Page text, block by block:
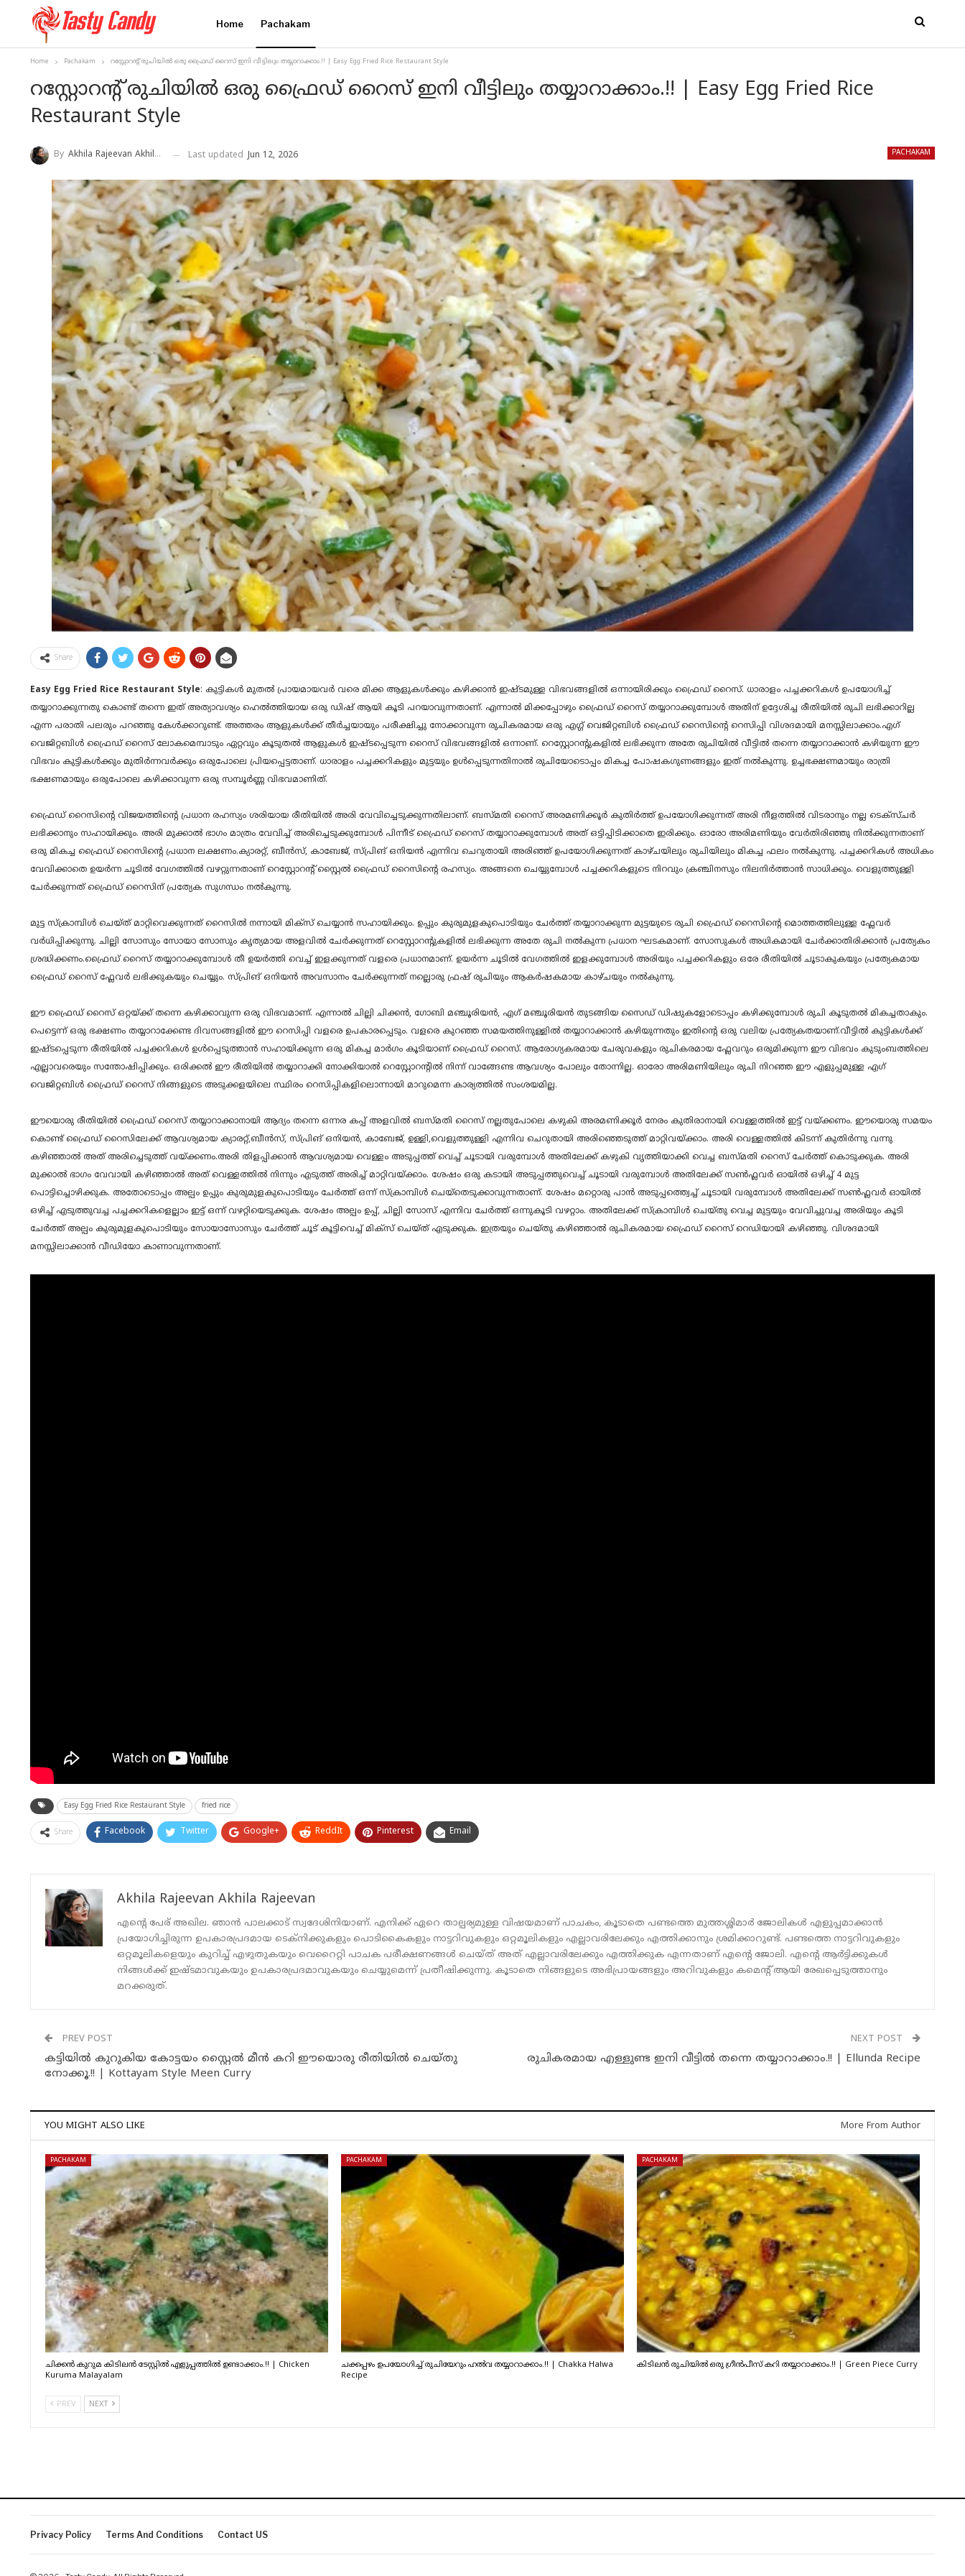
Home Pachakam
Home Pachakam റസ്റ്റോറന്റ് രുചിയിൽ ഒരു ഫ്രൈഡ് റൈസ് ഇനി വീട്ടിലും തയ്യാറാക്കാം.!! | Easy Egg Fried Rice Restaurant Style
റസ്റ്റോറന്റ് രുചിയിൽ ഒരു ഫ്രൈഡ് റൈസ് ഇനി വീട്ടിലും തയ്യാറാക്കാം.!! | Easy Egg Fried Rice
Restaurant Style
PACHAKAM
By Akhila Rajeevan Akhila Rajeevan Last updated Jun 12, 2026
Share
Easy Egg Fried Rice Restaurant Style: കുട്ടികൾ മുതൽ പ്രായമായവർ വരെ മിക്ക ആളുകൾക്കും കഴിക്കാൻ ഇഷ്ടമുള്ള വിഭവങ്ങളിൽ ഒന്നായിരിക്കും ഫ്രൈഡ് റൈസ്. ധാരാളം പച്ചക്കറികൾ ഉപയോഗിച്ച്
തയ്യാറാക്കുന്നതു കൊണ്ട് തന്നെ ഇത് അത്യാവശ്യം ഹെൽത്തിയായ ഒരു ഡിഷ് ആയി കൂടി പറയാവുന്നതാണ്. എന്നാൽ മിക്കപ്പോഴും ഫ്രൈഡ് റൈസ് തയ്യാറാക്കുമ്പോൾ അതിന് ഉദ്ദേശിച്ച രീതിയിൽ രുചി ലഭിക്കാറില്ല
എന്ന പരാതി പലരും പറഞ്ഞു കേൾക്കാറുണ്ട്. അത്തരം ആളുകൾക്ക് തീർച്ചയായും പരീക്ഷിച്ചു നോക്കാവുന്ന രുചികരമായ ഒരു എഗ്ഗ് വെജിറ്റബിൾ ഫ്രൈഡ് റൈസിന്റെ റെസിപ്പി വിശദമായി മനസ്സിലാക്കാം.എഗ്
വെജിറ്റബിൾ ഫ്രൈഡ് റൈസ് ലോകമെമ്പാടും ഏറ്റവും കൂടുതൽ ആളുകൾ ഇഷ്ടപ്പെടുന്ന റൈസ് വിഭവങ്ങളിൽ ഒന്നാണ്. റെസ്റ്റോറന്റുകളിൽ ലഭിക്കുന്ന അതേ രുചിയിൽ വീട്ടിൽ തന്നെ തയ്യാറാക്കാൻ കഴിയുന്ന ഈ
വിഭവം കുട്ടികൾക്കും മുതിർന്നവർക്കും ഒരുപോലെ പ്രിയപ്പെട്ടതാണ്. ധാരാളം പച്ചക്കറികളും മുട്ടയും ഉൾപ്പെടുന്നതിനാൽ രുചിയോടൊപ്പം മികച്ച പോഷകഗുണങ്ങളും ഇത് നൽകുന്നു. ഉച്ചഭക്ഷണമായും രാത്രി
ഭക്ഷണമായും ഒരുപോലെ കഴിക്കാവുന്ന ഒരു സമ്പൂർണ്ണ വിഭവമാണിത്.
ഫ്രൈഡ് റൈസിന്റെ വിജയത്തിന്റെ പ്രധാന രഹസ്യം ശരിയായ രീതിയിൽ അരി വേവിച്ചെടുക്കുന്നതിലാണ്. ബസ്മതി റൈസ് അരമണിക്കൂർ കുതിർത്ത് ഉപയോഗിക്കുന്നത് അരി നീളത്തിൽ വിടരാനും നല്ല ടെക്സ്ചർ
ലഭിക്കാനും സഹായിക്കും. അരി മുക്കാൽ ഭാഗം മാത്രം വേവിച്ച് അരിച്ചെടുക്കുമ്പോൾ പിന്നീട് ഫ്രൈഡ് റൈസ് തയ്യാറാക്കുമ്പോൾ അത് ഒട്ടിപ്പിടിക്കാതെ ഇരിക്കും. ഓരോ അരിമണിയും വേർതിരിഞ്ഞു നിൽക്കുന്നതാണ്
ഒരു മികച്ച ഫ്രൈഡ് റൈസിന്റെ പ്രധാന ലക്ഷണം.ക്യാരറ്റ്, ബീൻസ്, കാബേജ്, സ്പ്രിങ് ഒനിയൻ എന്നിവ ചെറുതായി അരിഞ്ഞ് ഉപയോഗിക്കുന്നത് കാഴ്ചയിലും രുചിയിലും മികച്ച ഫലം നൽകുന്നു. പച്ചക്കറികൾ അധികം
വേവിക്കാതെ ഉയർന്ന ചൂടിൽ വേഗത്തിൽ വഴറ്റുന്നതാണ് റെസ്റ്റോറന്റ് സ്റ്റൈൽ ഫ്രൈഡ് റൈസിന്റെ രഹസ്യം. അങ്ങനെ ചെയ്യുമ്പോൾ പച്ചക്കറികളുടെ നിറവും ക്രഞ്ചിനസും നിലനിർത്താൻ സാധിക്കും. വെളുത്തുള്ളി
ചേർക്കുന്നത് ഫ്രൈഡ് റൈസിന് പ്രത്യേക സുഗന്ധം നൽകുന്നു.
മുട്ട സ്ക്രാമ്പിൾ ചെയ്ത് മാറ്റിവെക്കുന്നത് റൈസിൽ നന്നായി മിക്സ് ചെയ്യാൻ സഹായിക്കും. ഉപ്പും കുരുമുളകുപൊടിയും ചേർത്ത് തയ്യാറാക്കുന്ന മുട്ടയുടെ രുചി ഫ്രൈഡ് റൈസിന്റെ മൊത്തത്തിലുള്ള ഫ്ലേവർ
വർധിപ്പിക്കുന്നു. ചില്ലി സോസും സോയാ സോസും കൃത്യമായ അളവിൽ ചേർക്കുന്നത് റെസ്റ്റോറന്റുകളിൽ ലഭിക്കുന്ന അതേ രുചി നൽകുന്ന പ്രധാന ഘടകമാണ്. സോസുകൾ അധികമായി ചേർക്കാതിരിക്കാൻ പ്രത്യേകം
ശ്രദ്ധിക്കണം.ഫ്രൈഡ് റൈസ് തയ്യാറാക്കുമ്പോൾ തീ ഉയർത്തി വെച്ച് ഇളക്കുന്നത് വളരെ പ്രധാനമാണ്. ഉയർന്ന ചൂടിൽ വേഗത്തിൽ ഇളക്കുമ്പോൾ അരിയും പച്ചക്കറികളും ഒരേ രീതിയിൽ ചൂടാകുകയും പ്രത്യേകമായ
ഫ്രൈഡ് റൈസ് ഫ്ലേവർ ലഭിക്കുകയും ചെയ്യും. സ്പ്രിങ് ഒനിയൻ അവസാനം ചേർക്കുന്നത് നല്ലൊരു ഫ്രഷ് രുചിയും ആകർഷകമായ കാഴ്ചയും നൽകുന്നു.
ഈ ഫ്രൈഡ് റൈസ് ഒറ്റയ്ക്ക് തന്നെ കഴിക്കാവുന്ന ഒരു വിഭവമാണ്. എന്നാൽ ചില്ലി ചിക്കൻ, ഗോബി മഞ്ചൂരിയൻ, എഗ് മഞ്ചൂരിയൻ തുടങ്ങിയ സൈഡ് ഡിഷുകളോടൊപ്പം കഴിക്കുമ്പോൾ രുചി കൂടുതൽ മികച്ചതാകും.
പെട്ടെന്ന് ഒരു ഭക്ഷണം തയ്യാറാക്കേണ്ട ദിവസങ്ങളിൽ ഈ റെസിപ്പി വളരെ ഉപകാരപ്പെടും. വളരെ കുറഞ്ഞ സമയത്തിനുള്ളിൽ തയ്യാറാക്കാൻ കഴിയുന്നതും ഇതിന്റെ ഒരു വലിയ പ്രത്യേകതയാണ്.വീട്ടിൽ കുട്ടികൾക്ക്
ഇഷ്ടപ്പെടുന്ന രീതിയിൽ പച്ചക്കറികൾ ഉൾപ്പെടുത്താൻ സഹായിക്കുന്ന ഒരു മികച്ച മാർഗം കൂടിയാണ് ഫ്രൈഡ് റൈസ്. ആരോഗ്യകരമായ ചേരുവകളും രുചികരമായ ഫ്ലേവറും ഒരുമിക്കുന്ന ഈ വിഭവം കുടുംബത്തിലെ
എല്ലാവരെയും സന്തോഷിപ്പിക്കും. ഒരിക്കൽ ഈ രീതിയിൽ തയ്യാറാക്കി നോക്കിയാൽ റെസ്റ്റോറന്റിൽ നിന്ന് വാങ്ങേണ്ട ആവശ്യം പോലും തോന്നില്ല. ഓരോ അരിമണിയിലും രുചി നിറഞ്ഞ ഈ എളുപ്പമുള്ള എഗ്
വെജിറ്റബിൾ ഫ്രൈഡ് റൈസ് നിങ്ങളുടെ അടുക്കളയിലെ സ്ഥിരം റെസിപ്പികളിലൊന്നായി മാറുമെന്ന കാര്യത്തിൽ സംശയമില്ല.
ഈയൊരു രീതിയിൽ ഫ്രൈഡ് റൈസ് തയ്യാറാക്കാനായി ആദ്യം തന്നെ ഒന്നര കപ്പ് അളവിൽ ബസ്മതി റൈസ് നല്ലതുപോലെ കഴുകി അരമണിക്കൂർ നേരം കുതിരാനായി വെള്ളത്തിൽ ഇട്ട് വയ്ക്കണം. ഈയൊരു സമയം
കൊണ്ട് ഫ്രൈഡ് റൈസിലേക്ക് ആവശ്യമായ ക്യാരറ്റ്,ബീൻസ്, സ്പ്രിങ് ഒനിയൻ, കാബേജ്, ഉള്ളി,വെളുത്തുള്ളി എന്നിവ ചെറുതായി അരിഞ്ഞെടുത്ത് മാറ്റിവയ്ക്കാം. അരി വെള്ളത്തിൽ കിടന്ന് കുതിർന്നു വന്നു
കഴിഞ്ഞാൽ അത് അരിച്ചെടുത്ത് വയ്ക്കണം.അരി തിളപ്പിക്കാൻ ആവശ്യമായ വെള്ളം അടുപ്പത്ത് വെച്ച് ചൂടായി വരുമ്പോൾ അതിലേക്ക് കഴുകി വൃത്തിയാക്കി വെച്ച ബസ്മതി റൈസ് ചേർത്ത് കൊടുക്കുക. അരി
മുക്കാൽ ഭാഗം വേവായി കഴിഞ്ഞാൽ അത് വെള്ളത്തിൽ നിന്നും എടുത്ത് അരിച്ച് മാറ്റിവയ്ക്കാം. ശേഷം ഒരു കടായി അടുപ്പത്തുവെച്ച് ചൂടായി വരുമ്പോൾ അതിലേക്ക് സൺഫ്ലവർ ഓയിൽ ഒഴിച്ച് 4 മുട്ട
പൊട്ടിച്ചൊഴിക്കുക. അതോടൊപ്പം അല്പം ഉപ്പും കുരുമുളകുപൊടിയും ചേർത്ത് ഒന്ന് സ്ക്രാമ്പിൾ ചെയ്തെടുക്കാവുന്നതാണ്. ശേഷം മറ്റൊരു പാൻ അടുപ്പത്ത്വെച്ച് ചൂടായി വരുമ്പോൾ അതിലേക്ക് സൺഫ്ലവർ ഓയിൽ
ഒഴിച്ച് എടുത്തുവച്ച പച്ചക്കറികളെല്ലാം ഇട്ട് ഒന്ന് വഴറ്റിയെടുക്കുക. ശേഷം അല്പം ഉപ്പ്, ചില്ലി സോസ് എന്നിവ ചേർത്ത് ഒന്നുകൂടി വഴറ്റാം. അതിലേക്ക് സ്ക്രാമ്പിൾ ചെയ്തു വെച്ച മുട്ടയും വേവിച്ചുവച്ച അരിയും കൂടി
ചേർത്ത് അല്പം കുരുമുളകുപൊടിയും സോയാസോസും ചേർത്ത് ചൂട് കൂട്ടിവെച്ച് മിക്സ് ചെയ്ത് എടുക്കുക. ഇത്രയും ചെയ്തു കഴിഞ്ഞാൽ രുചികരമായ ഫ്രൈഡ് റൈസ് റെഡിയായി കഴിഞ്ഞു. വിശദമായി
മനസ്സിലാക്കാൻ വീഡിയോ കാണാവുന്നതാണ്.
Easy Egg Fried Rice Restaurant Style fried rice
Share Facebook Twitter Google+ ReddIt Pinterest Email
Akhila Rajeevan Akhila Rajeevan
എന്റെ പേര് അഖില. ഞാൻ പാലക്കാട് സ്വദേശിനിയാണ്. എനിക്ക് ഏറെ താല്പര്യമുള്ള വിഷയമാണ് പാചകം, കൂടാതെ പണ്ടത്തെ മുത്തശ്ശിമാർ ജോലികൾ എളുപ്പമാക്കാൻ
പ്രയോഗിച്ചിരുന്ന ഉപകാരപ്രദമായ ടെക്‌നിക്കുകളും പൊടികൈകളും നാട്ടറിവുകളും ഒറ്റമൂലികളും എല്ലാവരിലേക്കും എത്തിക്കാനും ശ്രമിക്കാറുണ്ട്. പണ്ടത്തെ നാട്ടറിവുകളും
ഒറ്റമൂലികളെയും കുറിച്ച് എഴുതുകയും വെറൈറ്റി പാചക പരീക്ഷണങ്ങൾ ചെയ്‌ത്‌ അത് എല്ലാവരിലേക്കും എത്തിക്കുക എന്നതാണ് എന്റെ ജോലി. എന്റെ ആർട്ടിക്കുകൾ
നിങ്ങൾക്ക് ഇഷ്ടമാവുകയും ഉപകാരപ്രദമാവുകയും ചെയ്യുമെന്ന് പ്രതീഷിക്കുന്നു. കൂടാതെ നിങ്ങളുടെ അഭിപ്രായങ്ങളും അറിവുകളും കമെന്റ് ആയി രേഖപ്പെടുത്താനും
മറക്കരുത്.
PREV POST
കട്ടിയിൽ കുറുകിയ കോട്ടയം സ്റ്റൈൽ മീൻ കറി ഈയൊരു രീതിയിൽ ചെയ്തു
നോക്കൂ.!! | Kottayam Style Meen Curry
NEXT POST
രുചികരമായ എള്ളുണ്ട ഇനി വീട്ടിൽ തന്നെ തയ്യാറാക്കാം.!! | Ellunda Recipe
YOU MIGHT ALSO LIKE More From Author
PACHAKAM
ചിക്കൻ കുറുമ കിടിലൻ ടേസ്റ്റിൽ എളുപ്പത്തിൽ ഉണ്ടാക്കാം.!! | Chicken
Kuruma Malayalam
PACHAKAM
ചക്കപ്പഴം ഉപയോഗിച്ച് രുചിയേറും ഹൽവ തയ്യാറാക്കാം.!! | Chakka Halwa
Recipe
PACHAKAM
കിടിലൻ രുചിയിൽ ഒരു ഗ്രീൻപീസ് കറി തയ്യാറാക്കാം.!! | Green Piece Curry
PREV NEXT
Privacy Policy Terms And Conditions Contact US